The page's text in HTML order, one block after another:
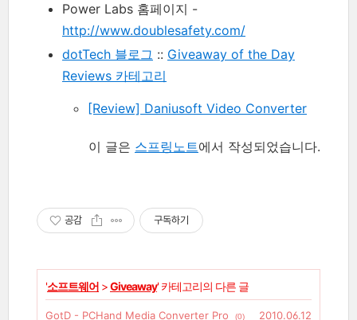
Power Labs 홈페이지 -
http://www.doublesafety.com/
dotTech 블로그 :: Giveaway of the Day
Reviews 카테고리
[Review] Daniusoft Video Converter
이 글은 스프링노트에서 작성되었습니다.
공감 구독하기
'소프트웨어 >Giveaway' 카테고리의 다른 글
GotD - PCHand Media Converter Pro (0) 2010.06.12